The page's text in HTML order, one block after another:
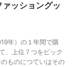
ッショングッ
年）の１年間で購
、上位７つをピック
ものにつていはその